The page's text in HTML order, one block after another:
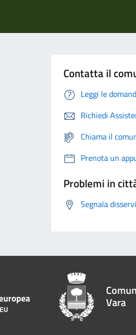
Contatta il
Leggi le
Richiedi
Chiama il
Prenota un
Problemi in
Segnala
Vara